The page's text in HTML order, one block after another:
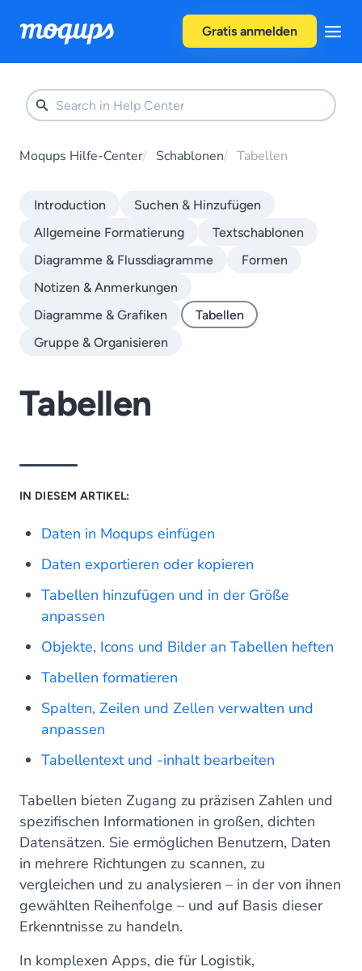
Gratis anmelden
Moqups Hilfe-Center Schablonen Tabellen
Introduction
Suchen & Hinzufügen
Allgemeine Formatierung
Textschablonen
Diagramme & Flussdiagramme
Formen
Notizen & Anmerkungen
Diagramme & Grafiken
Tabellen
Gruppe & Organisieren
Tabellen
IN DIESEM ARTIKEL:
Daten in Moqups einfügen
Daten exportieren oder kopieren
Tabellen hinzufügen und in der Größe
anpassen
Objekte, Icons und Bilder an Tabellen heften
Tabellen formatieren
Spalten, Zeilen und Zellen verwalten und
anpassen
Tabellentext und -inhalt bearbeiten
Tabellen bieten Zugang zu präzisen Zahlen und
spezifischen Informationen in großen, dichten
Datensätzen. Sie ermöglichen Benutzern, Daten
in mehrere Richtungen zu scannen, zu
vergleichen und zu analysieren – in der von ihnen
gewählten Reihenfolge – und auf Basis dieser
Erkenntnisse zu handeln.
In komplexen Apps, die für Logistik,